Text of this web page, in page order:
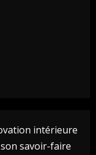
intérieure
savoir-faire